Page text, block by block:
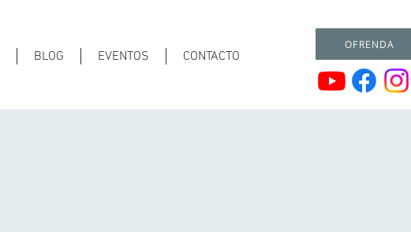
BLOG EVENTOS CONTACTO
OFRENDA